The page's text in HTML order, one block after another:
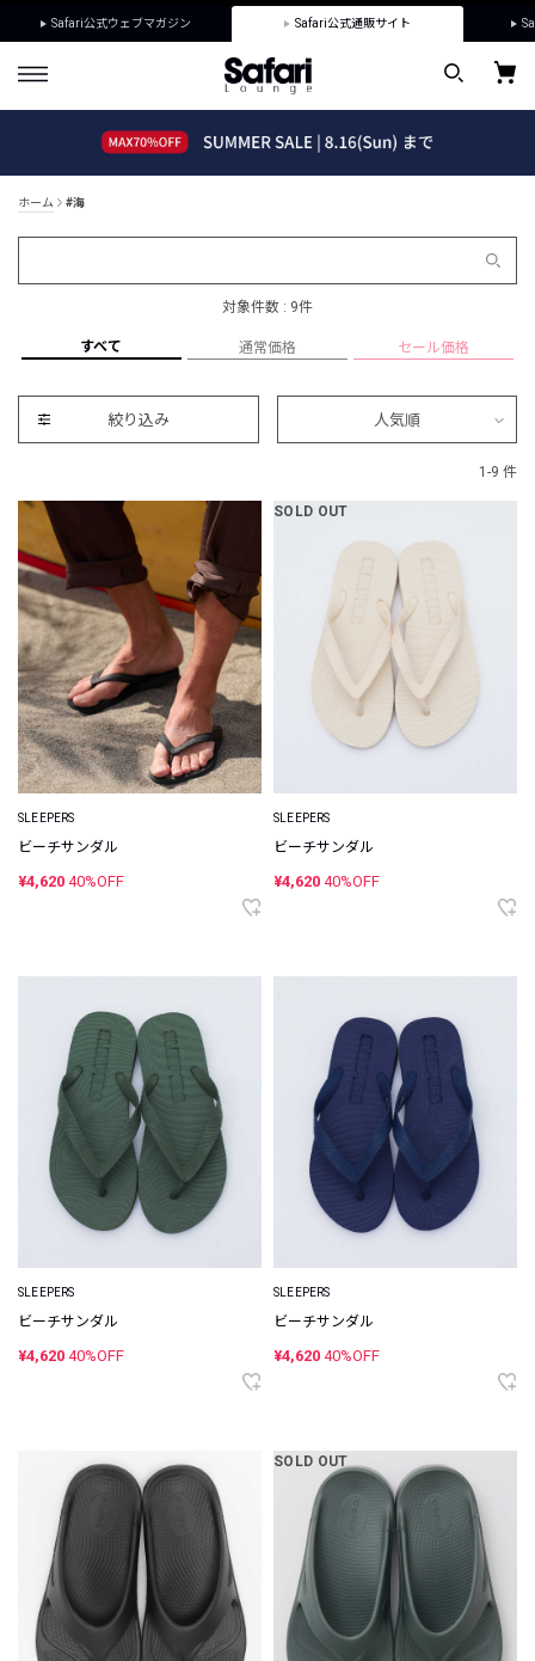
Safari公式ウェブマガジン Safari公式通販サイト
ホーム #海
対象件数 : 9件
すべて 通常価格 セール価格
絞り込み 人気順
1-9 件
SLEEPERS
ビーチサンダル
¥4,620 40%OFF
SOLD OUT
SLEEPERS
ビーチサンダル
¥4,620 40%OFF
SLEEPERS
ビーチサンダル
¥4,620 40%OFF
SLEEPERS
ビーチサンダル
¥4,620 40%OFF
SOLD OUT